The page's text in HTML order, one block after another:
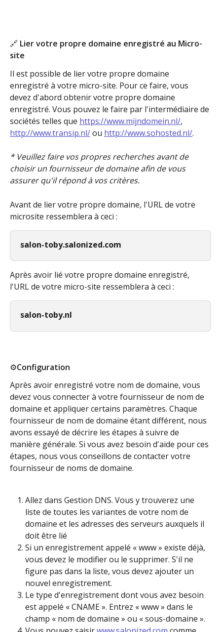
🔗 Lier votre propre domaine enregistré au Micro-
site
Il est possible de lier votre propre domaine
enregistré à votre micro-site. Pour ce faire, vous
devez d'abord obtenir votre propre domaine
enregistré. Vous pouvez le faire par l'intermédiaire de
sociétés telles que https://www.mijndomein.nl/,
http://www.transip.nl/ ou http://www.sohosted.nl/.
* Veuillez faire vos propres recherches avant de
choisir un fournisseur de domaine afin de vous
assurer qu'il répond à vos critères.
Avant de lier votre propre domaine, l'URL de votre
microsite ressemblera à ceci :
salon-toby.salonized.com
Après avoir lié votre propre domaine enregistré,
l'URL de votre micro-site ressemblera à ceci :
salon-toby.nl
⚙️Configuration
Après avoir enregistré votre nom de domaine, vous
devez vous connecter à votre fournisseur de nom de
domaine et appliquer certains paramètres. Chaque
fournisseur de nom de domaine étant différent, nous
avons essayé de décrire les étapes à suivre de
manière générale. Si vous avez besoin d'aide pour ces
étapes, nous vous conseillons de contacter votre
fournisseur de noms de domaine.
Allez dans Gestion DNS. Vous y trouverez une
liste de toutes les variantes de votre nom de
domaine et les adresses des serveurs auxquels il
doit être lié
Si un enregistrement appelé « www » existe déjà,
vous devez le modifier ou le supprimer. S'il ne
figure pas dans la liste, vous devez ajouter un
nouvel enregistrement.
Le type d'enregistrement dont vous avez besoin
est appelé « CNAME ». Entrez « www » dans le
champ « nom de domaine » ou « sous-domaine ».